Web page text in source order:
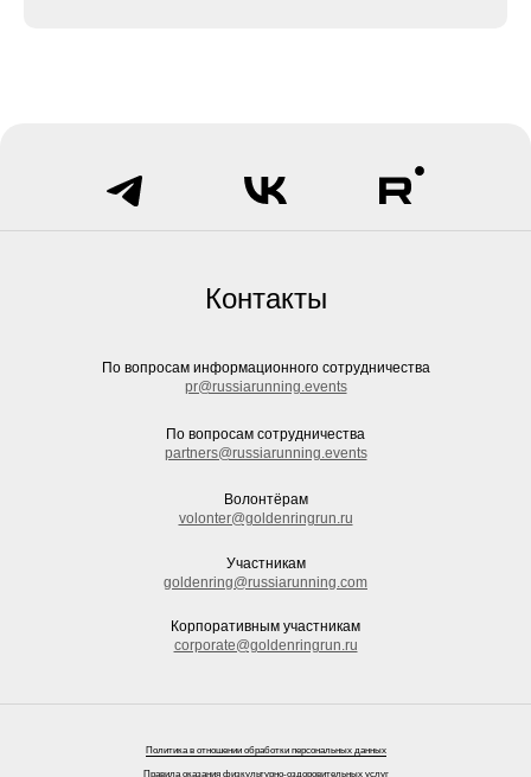
Контакты
По вопросам информационного сотрудничества
pr@russiarunning.events
По вопросам сотрудничества
partners@russiarunning.events
Волонтёрам
volonter@goldenringrun.ru
Участникам
goldenring@russiarunning.com
Корпоративным участникам
corporate@goldenringrun.ru
Правила оказания физкультурно-оздоровительных услуг
Политика в отношении обработки персональных данных